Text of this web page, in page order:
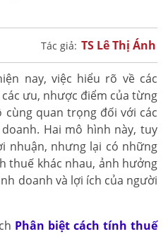
Tác giả: TS Lê Thị Ánh
nay, việc hiểu rõ về các
ưu, nhược điểm của từng
quan trọng đối với các
Hai mô hình này, tuy
nhuận, nhưng lại có những
thuế khác nhau, ảnh hưởng
doanh và lợi ích của người
Phân biệt cách tính thuế